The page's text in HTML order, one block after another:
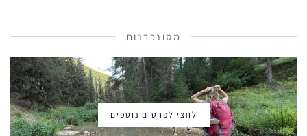
מסונכרנות
לחצי לפרטים נוספים